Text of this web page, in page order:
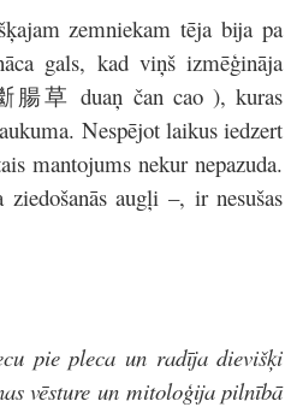
zemniekam tēja bija pa
gals, kad viņš izmēģināja
腸草 duaņ čan cao ), kuras
Nespējot laikus iedzert
mantojums nekur nepazuda.
augļi –, ir nesušas
pie pleca un radīja dievišķi
vēsture un mitoloģija pilnībā